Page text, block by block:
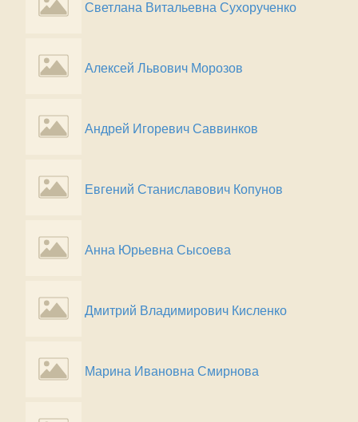
Светлана Витальевна Сухорученко
Алексей Львович Морозов
Андрей Игоревич Саввинков
Евгений Станиславович Копунов
Анна Юрьевна Сысоева
Дмитрий Владимирович Кисленко
Марина Ивановна Смирнова